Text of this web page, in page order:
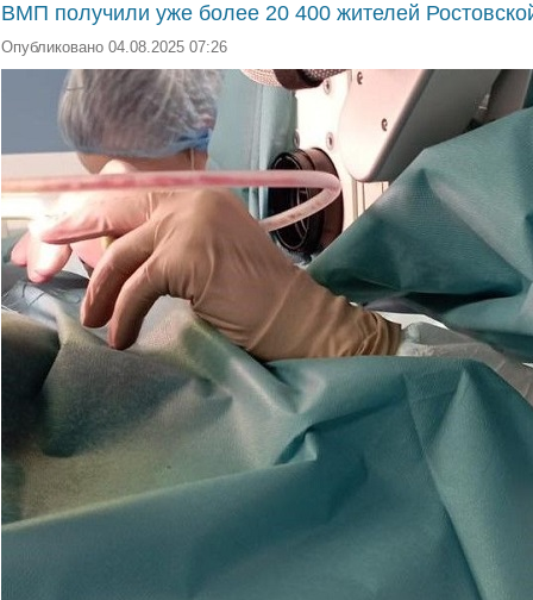
ВМП получили уже более 20 400 жителей
Опубликовано 04.08.2025 07:26